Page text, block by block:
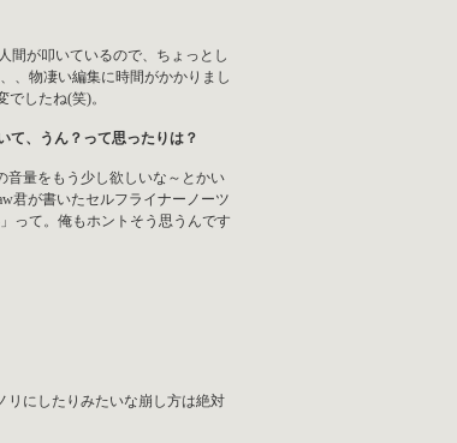
間が叩いているので、ちょっとし
、物凄い編集に時間がかかりまし
したね(笑)。
て、うん？って思ったりは？
音量をもう少し欲しいな～とかい
君が書いたセルフライナーノーツ
って。俺もホントそう思うんです
リにしたりみたいな崩し方は絶対